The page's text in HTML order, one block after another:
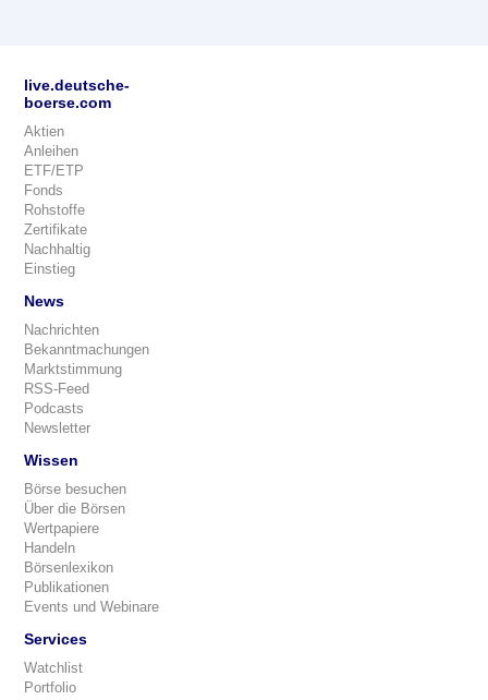
live.deutsche-
boerse.com
Aktien
Anleihen
ETF/ETP
Fonds
Rohstoffe
Zertifikate
Nachhaltig
Einstieg
News
Nachrichten
Bekanntmachungen
Marktstimmung
RSS-Feed
Podcasts
Newsletter
Wissen
Börse besuchen
Über die Börsen
Wertpapiere
Handeln
Börsenlexikon
Publikationen
Events und Webinare
Services
Watchlist
Portfolio